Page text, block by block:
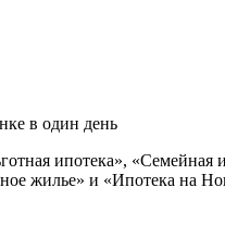
в один день
ипотека»,
жилье» и «Ипотека на